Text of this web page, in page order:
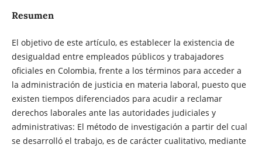
Resumen
El objetivo de este artículo, es establecer la existencia de
desigualdad entre empleados públicos y trabajadores
oficiales en Colombia, frente a los términos para acceder a
la administración de justicia en materia laboral, puesto que
existen tiempos diferenciados para acudir a reclamar
derechos laborales ante las autoridades judiciales y
administrativas: El método de investigación a partir del cual
se desarrolló el trabajo, es de carácter cualitativo, mediante